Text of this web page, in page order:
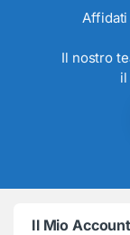
Affidati
Il nostro
Il Mio Account